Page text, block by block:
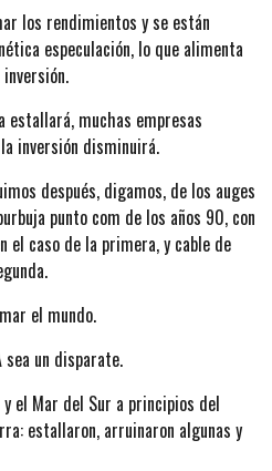
los rendimientos y se están
especulación, lo que alimenta
estallará, muchas empresas
inversión disminuirá.
después, digamos, de los auges
punto com de los años 90, con
caso de la primera, y cable de
el mundo.
un disparate.
el Mar del Sur a principios del
estallaron, arruinaron algunas y